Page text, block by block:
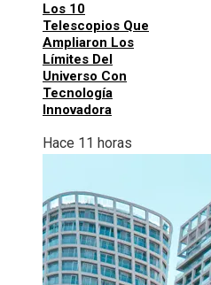
Los 10
Telescopios Que
Ampliaron Los
Límites Del
Universo Con
Tecnología
Innovadora
Hace 11 horas